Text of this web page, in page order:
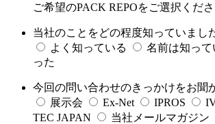
ご希望のPACK REPOをご選択くださ
当社のことをどの程度知っていまし
よく知っている
名前は知って
った
今回の問い合わせのきっかけをお聞
展示会
Ex-Net IPROS
TEC JAPAN
当社メールマガジン